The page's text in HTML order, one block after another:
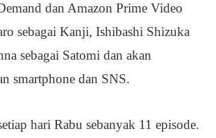
dan Amazon Prime Video
sebagai Kanji, Ishibashi Shizuka
sebagai Satomi dan akan
smartphone dan SNS.
hari Rabu sebanyak 11 episode.